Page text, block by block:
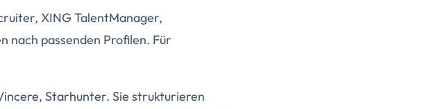
XING TalentManager,
nach passenden Profilen. Für
Starhunter. Sie strukturieren